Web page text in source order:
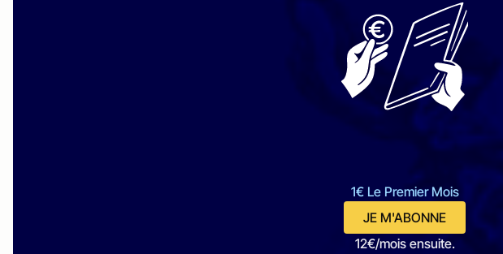
1€ Le Premier Mois
JE M'ABONNE
12€/mois ensuite.